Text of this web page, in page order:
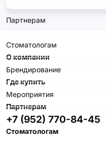
Партнерам
Стоматологам
Брендирование
Мероприятия
+7 (952) 770-84-45
О компании
Где купить
Партнерам
Стоматологам